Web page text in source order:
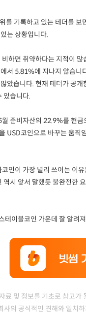
를 기록하고 있는 테더를
는 상황입니다.
하면 취약하다는 지적이
서 5.81%에 지나지 않습
았습니다. 현재 테더가 공
있습니다.
준비자산의 22.9%를 현
USD코인으로 바꾸는 움
인이 가장 널리 쓰이는 이
시 앞서 말했듯 불완전한
테이블코인 가운데 잘 알려
료 및 정보를 기초로 참고
의 공식적인 견해와 일치